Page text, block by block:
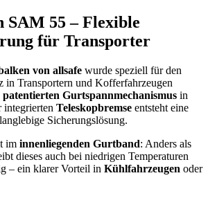
SAM 55 – Flexible
für Transporter
von allsafe wurde speziell für den
in Transportern und Kofferfahrzeugen
patentierten Gurtspannmechanismus in
Teleskopbremse entsteht eine
Sicherungslösung.
im innenliegenden Gurtband: Anders als
dieses auch bei niedrigen Temperaturen
– ein klarer Vorteil in Kühlfahrzeugen oder